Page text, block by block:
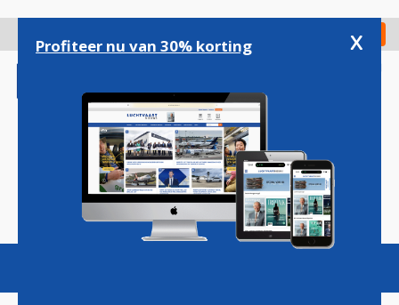
gaan
Check in
Magazine Podcasts Vacatures
Profiteer nu van 30% korting x